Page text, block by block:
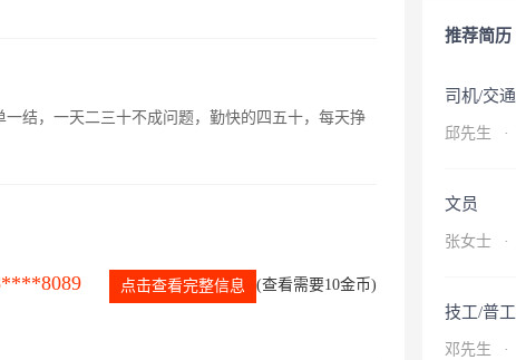
结，一天二三十不成问题，勤快的四五十，每天挣
点击查看完整信息 (查看需要10金币)
推荐简历
司机/交通
邱先生 ·
文员
张女士 ·
技工/普工
邓先生 ·